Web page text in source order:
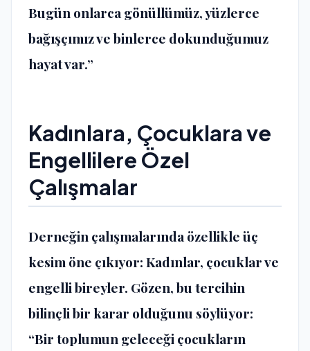
Bugün onlarca gönüllümüz, yüzlerce
bağışçımız ve binlerce dokunduğumuz
hayat var.”
Kadınlara, Çocuklara ve
Engellilere Özel
Çalışmalar
Derneğin çalışmalarında özellikle üç
kesim öne çıkıyor: Kadınlar, çocuklar ve
engelli bireyler. Gözen, bu tercihin
bilinçli bir karar olduğunu söylüyor:
“Bir toplumun geleceği çocukların